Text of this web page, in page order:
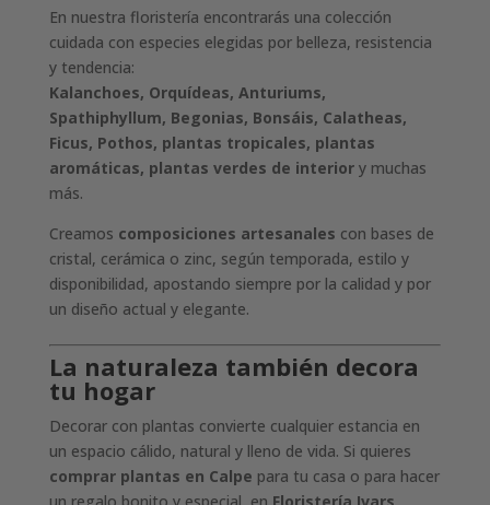
En nuestra floristería encontrarás una colección
cuidada con especies elegidas por belleza, resistencia
y tendencia:
Kalanchoes, Orquídeas, Anturiums,
Spathiphyllum, Begonias, Bonsáis, Calatheas,
Ficus, Pothos, plantas tropicales, plantas
aromáticas, plantas verdes de interiory muchas
más.
Creamos composiciones artesanales con bases de
cristal, cerámica o zinc, según temporada, estilo y
disponibilidad, apostando siempre por la calidad y por
un diseño actual y elegante.
La naturaleza también decora
tu hogar
Decorar con plantas convierte cualquier estancia en
un espacio cálido, natural y lleno de vida. Si quieres
comprar plantas en Calpe para tu casa o para hacer